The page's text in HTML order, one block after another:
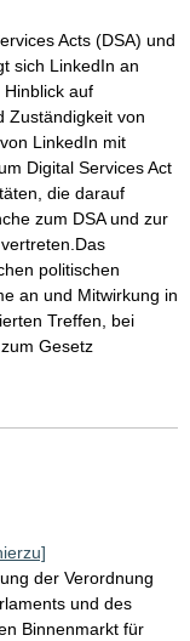
Acts (DSA) und
sich LinkedIn an
auf
Zuständigkeit von
LinkedIn mit
Digital Services Act
die darauf
zum DSA und zur
politischen
an und Mitwirkung in
Treffen, bei
Gesetz
der Verordnung
und des
Binnenmarkt für